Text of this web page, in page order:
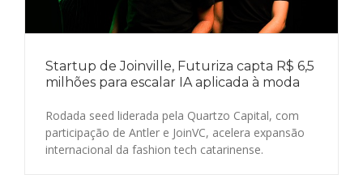
Startup de Joinville, Futuriza capta R$ 6,5
milhões para escalar IA aplicada à moda
Rodada seed liderada pela Quartzo Capital, com
participação de Antler e JoinVC, acelera expansão
internacional da fashion tech catarinense.